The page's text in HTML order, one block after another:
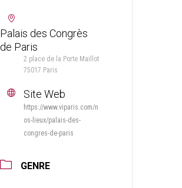
Palais des Congrès
de Paris
2 place de la Porte Maillot
75017 Paris
Site Web
https://www.viparis.com/n
os-lieux/palais-des-
congres-de-paris
GENRE